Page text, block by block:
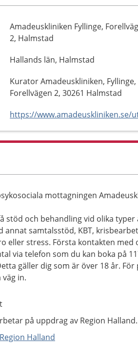
Amadeuskliniken Fyllinge,
2, Halmstad
Hallands län, Halmstad
Kurator Amadeuskliniken, Fyllinge,
Forellvägen 2, 30261 Halmstad
mottagningen
stöd och behandling vid olika typer
annat samtalsstöd, KBT,
eller stress. Första kontakten med
via telefon som du kan boka på
gäller dig som är över 18 år.
väg in.
på uppdrag av Region Halland.
Halland